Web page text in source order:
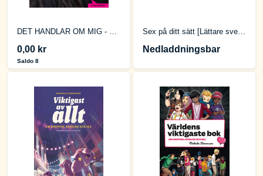
DET HANDLAR OM MIG - En tidning av unga, för unga
0,00 kr
Saldo 8
Sex på ditt sätt [Lättare svenska]
Nedladdningsbar